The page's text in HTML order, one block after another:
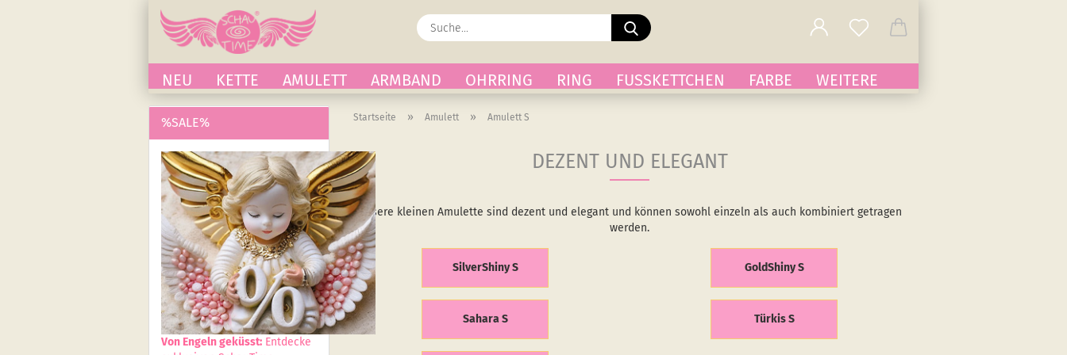
Suche...
NEU KETTE AMULETT ARMBAND OHRRING RING FUSSKETTCHEN FARBE WEITERE
Startseite » Amulett » Amulett S
DEZENT UND ELEGANT
Unsere kleinen Amulette sind dezent und elegant und können sowohl einzeln als auch kombiniert getragen
werden.
SilverShiny S GoldShiny S
Sahara S Türkis S
%SALE%
Von Engeln geküsst: Entdecke